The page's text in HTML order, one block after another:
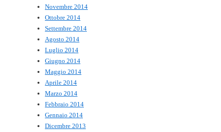
Novembre 2014
Ottobre 2014
Settembre 2014
Agosto 2014
Luglio 2014
Giugno 2014
Maggio 2014
Aprile 2014
Marzo 2014
Febbraio 2014
Gennaio 2014
Dicembre 2013